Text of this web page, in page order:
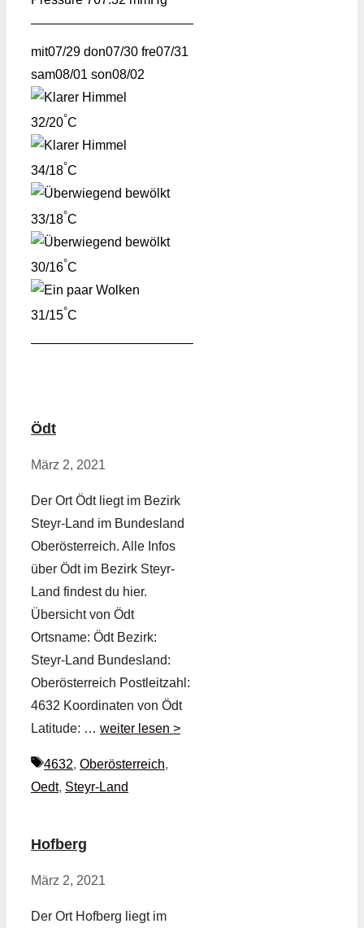
mit07/29 don07/30 fre07/31
sam08/01 son08/02
32/20°C
34/18°C
33/18°C
30/16°C
31/15°C
Ödt
März 2, 2021
Der Ort Ödt liegt im Bezirk
Steyr-Land im Bundesland
Oberösterreich. Alle Infos
über Ödt im Bezirk Steyr-
Land findest du hier.
Übersicht von Ödt
Ortsname: Ödt Bezirk:
Steyr-Land Bundesland:
Oberösterreich Postleitzahl:
4632 Koordinaten von Ödt
Latitude: … weiter lesen >
Schlagwörter
4632, Oberösterreich,
Oedt, Steyr-Land
Hofberg
März 2, 2021
Der Ort Hofberg liegt im